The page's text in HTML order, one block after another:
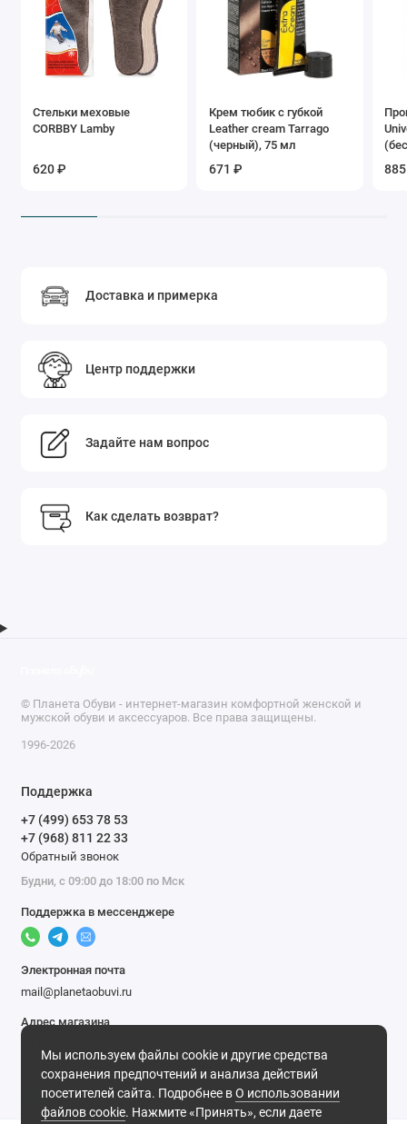
Стельки меховые
CORBBY Lamby
620 ₽
Крем тюбик с губкой
Leather cream Tarrago
(черный), 75 мл
671 ₽
Доставка и примерка
Центр поддержки
Задайте нам вопрос
Как сделать возврат?
Мы используем файлы cookie и другие средства
сохранения предпочтений и анализа действий
посетителей сайта. Подробнее вО использовании
файлов cookie. Нажмите «Принять», если даете
© Планета Обуви - интернет-магазин комфортной женской и
мужской обуви и аксессуаров. Все права защищены.
1996-2026
Поддержка
+7 (499) 653 78 53
+7 (968) 811 22 33
Обратный звонок
Будни, с 09:00 до 18:00 по Мск
Поддержка в мессенджере
Электронная почта
mail@planetaobuvi.ru
Адрес магазина
Мы в сети